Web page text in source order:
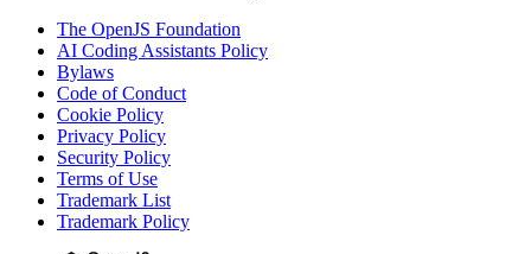
The OpenJS Foundation
AI Coding Assistants Policy
Bylaws
Code of Conduct
Cookie Policy
Privacy Policy
Security Policy
Terms of Use
Trademark List
Trademark Policy